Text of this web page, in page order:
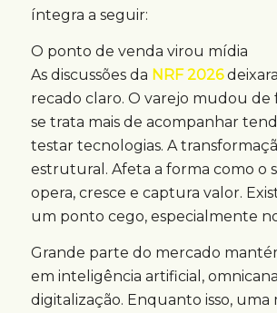
íntegra a seguir:
O ponto de venda virou mídia
As discussões da NRF 2026
recado claro. O varejo mudou de
se trata mais de acompanhar
testar tecnologias. A
estrutural. Afeta a forma como o
opera, cresce e captura valor.
um ponto cego, especialmente
Grande parte do mercado
em inteligência artificial,
digitalização. Enquanto isso, uma